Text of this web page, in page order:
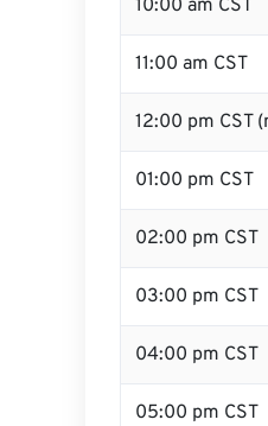
10:00 am CST
11:00 am CST
12:00 pm CST
01:00 pm CST
02:00 pm CST
03:00 pm CST
04:00 pm CST
05:00 pm CST